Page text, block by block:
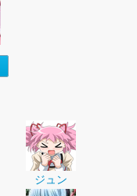
ジュン